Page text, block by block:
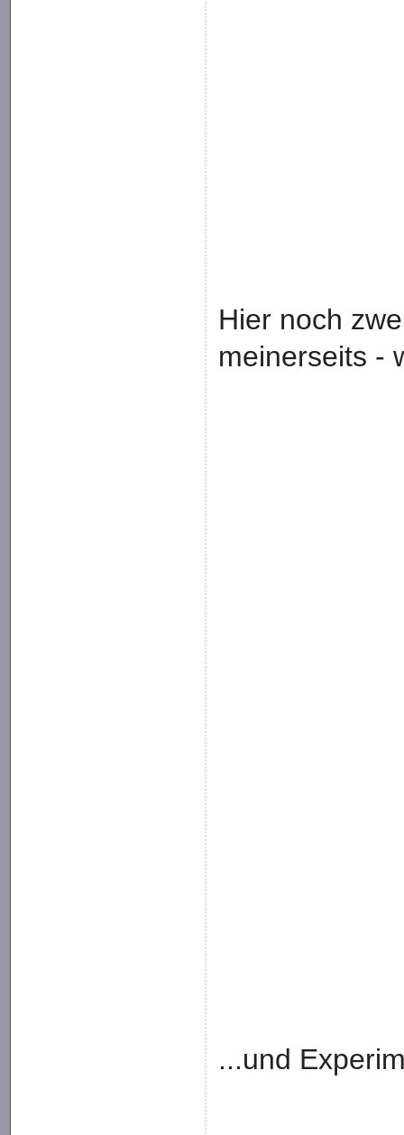
Hier noch
meinerseits -
...und